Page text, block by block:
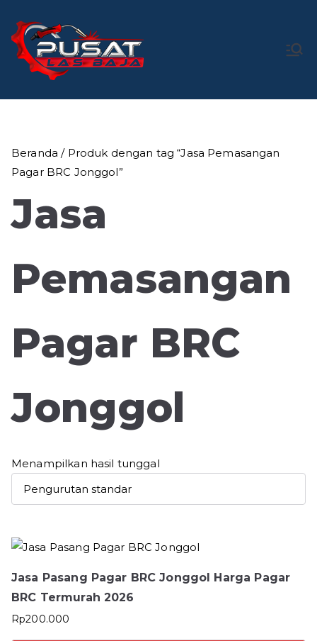
konten
Baja
Pusat Bengkel Las Profesional di Indonesia
Beranda / Produk dengan tag “Jasa Pemasangan
Pagar BRC Jonggol”
Jasa
Pemasangan
Pagar BRC
Jonggol
Menampilkan hasil tunggal
Jasa Pasang Pagar BRC Jonggol Harga Pagar
BRC Termurah 2026
Rp200.000